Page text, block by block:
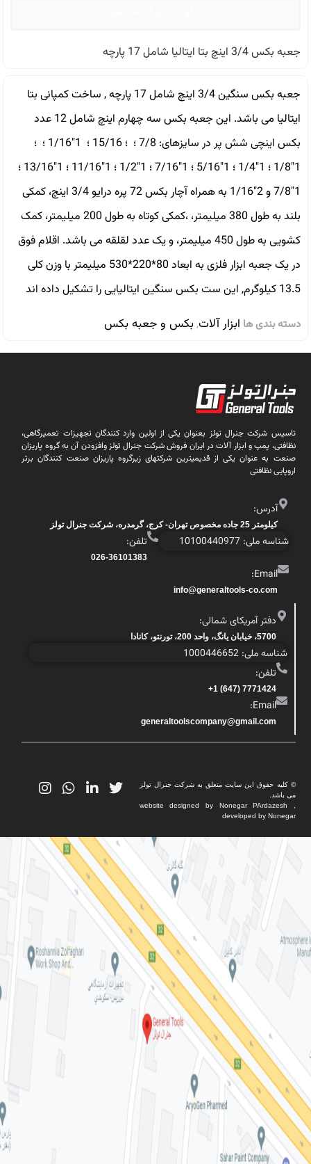
جعبه بکس 3/4 اینچ بتا ایتالیا شامل 17 پارچه
جعبه بکس سنگین 3/4 اینچ شامل 17 پارچه , ساخت کمپانی بتا
ایتالیا می باشد. این جعبه بکس سه چهارم اینچ شامل 12 عدد
بکس اینچی شش پر در سایزهای: 7/8 ؛ ؛ 15/16 ؛ 1″1/16 ؛ ؛
1″1/8 ؛ 1″1/4 ؛ 1″5/16 ؛ 1″7/16 ؛ 1″1/2 ؛ 1″11/16 ؛ 1″13/16 ؛
1″7/8 و 2″1/16 به همراه آچار بکس 72 پره درایو 3/4 اینچ، کمکی
بلند به طول 380 میلیمتر، ،کمکی کوتاه به طول 200 میلیمتر، کمک
کشویی به طول 450 میلیمتر، و یک عدد لقلقه می باشد. اقلام فوق
در یک جعبه ابزار فلزی به ابعاد 80*220*530 میلیمتر با وزن کلی
13.5 کیلوگرم, این ست بکس سنگین ایتالیایی را تشکیل داده اند
دسته بندی ها ابزار آلات,بکس و جعبه بکس
تاسیس شرکت جنرال تولز بعنوان یکی از اولین وارد کنندگان تجهیزات تعمیرگاهی،
نظافتی، پمپ و ابزار آلات در ایران فروش شرکت جنرال تولز وافزودن آن به گروه پاریزان
صنعت به عنوان یکی از قدیمیترین شرکتهای زیرگروه پاریزان صنعت کنندگان برتر
اروپایی نظافتی
آدرس:
کیلومتر 25 جاده مخصوص تهران- کرج، گرمدره، شرکت جنرال تولز
شناسه ملی: 10100440977 تلفن:
026-36101383
Email:
info@generaltools-co.com
دفتر آمریکای شمالی:
5700، خیابان یانگ، واحد 200، تورنتو، کانادا
شناسه ملی: 1000446652
تلفن:
7771424 (647) 1+
Email:
generaltoolscompany@gmail.com
© کلیه حقوق این سایت متعلق به شرکت جنرال تولز
می باشد.
website designed by Nonegar PArdazesh ,
developed by Nonegar